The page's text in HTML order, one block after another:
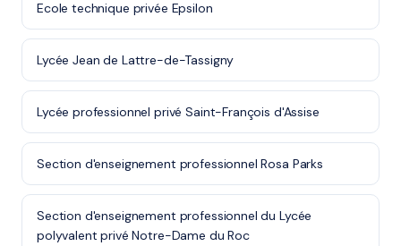
Ecole technique privée Epsilon
Lycée Jean de Lattre-de-Tassigny
Lycée professionnel privé Saint-François d'Assise
Section d'enseignement professionnel Rosa Parks
Section d'enseignement professionnel du Lycée
polyvalent privé Notre-Dame du Roc